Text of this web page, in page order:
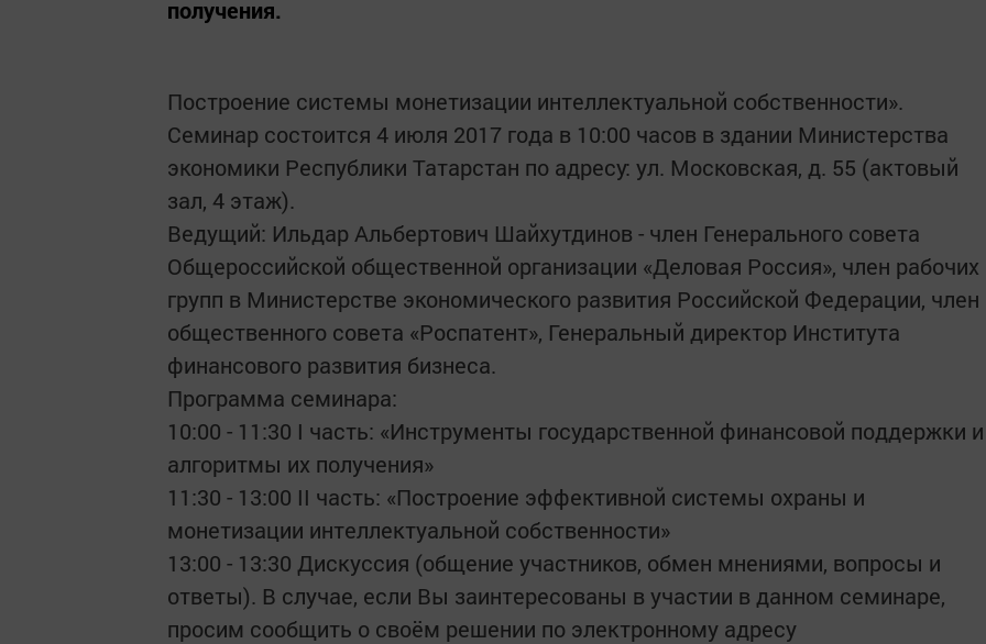
получения.
Построение системы монетизации интеллектуальной собственности».
Семинар состоится 4 июля 2017 года в 10:00 часов в здании Министерства
экономики Республики Татарстан по адресу: ул. Московская, д. 55 (актовый
зал, 4 этаж).
Ведущий: Ильдар Альбертович Шайхутдинов - член Генерального совета
Общероссийской общественной организации «Деловая Россия», член рабочих
групп в Министерстве экономического развития Российской Федерации, член
общественного совета «Роспатент», Генеральный директор Института
финансового развития бизнеса.
Программа семинара:
10:00 - 11:30 I часть: «Инструменты государственной финансовой поддержки и
алгоритмы их получения»
11:30 - 13:00 II часть: «Построение эффективной системы охраны и
монетизации интеллектуальной собственности»
13:00 - 13:30 Дискуссия (общение участников, обмен мнениями, вопросы и
ответы). В случае, если Вы заинтересованы в участии в данном семинаре,
просим сообщить о своём решении по электронному адресу